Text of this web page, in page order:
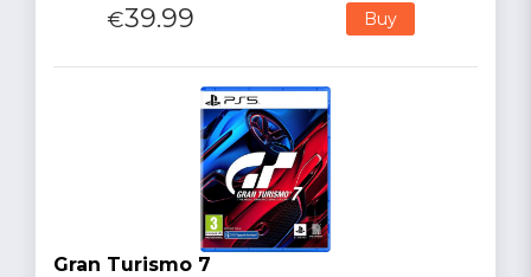
€39.99 Buy
Gran Turismo 7